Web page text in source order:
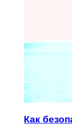
Как